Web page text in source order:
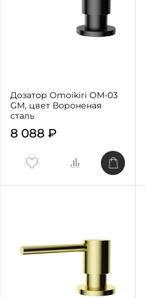
Дозатор Omoikiri OM-03
GM, цвет Вороненая
сталь
8 088 ₽